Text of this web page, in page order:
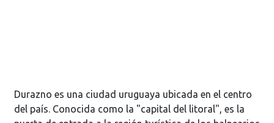
Durazno es una ciudad uruguaya ubicada en el centro
del país. Conocida como la "capital del litoral", es la